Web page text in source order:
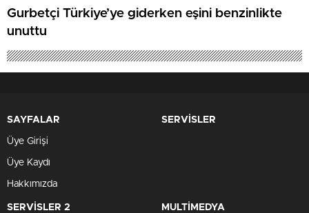
Gurbetçi Türkiye’ye giderken eşini benzinlikte
unuttu
SAYFALAR
Üye Girişi
Üye Kaydı
Hakkımızda
SERVİSLER
SERVİSLER 2 MULTİMEDYA